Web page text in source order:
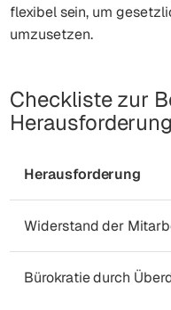
flexibel sein, um
umzusetzen.
Checkliste zur
Herausforderung
Widerstand der
Bürokratie durch